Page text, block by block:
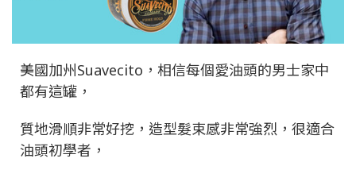
美國加州Suavecito ，相信每個愛油頭的男士家中
都有這罐，
質地滑順非常好挖，造型髮束感非常強烈，很適合
油頭初學者，